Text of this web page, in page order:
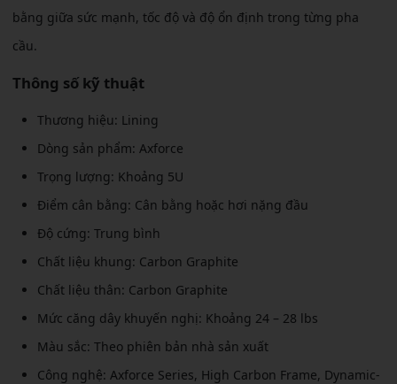
bằng giữa sức mạnh, tốc độ và độ ổn định trong từng pha
cầu.
Thông số kỹ thuật
Thương hiệu: Lining
Dòng sản phẩm: Axforce
Trọng lượng: Khoảng 5U
Điểm cân bằng: Cân bằng hoặc hơi nặng đầu
Độ cứng: Trung bình
Chất liệu khung: Carbon Graphite
Chất liệu thân: Carbon Graphite
Mức căng dây khuyến nghị: Khoảng 24 – 28 lbs
Màu sắc: Theo phiên bản nhà sản xuất
Công nghệ: Axforce Series, High Carbon Frame, Dynamic-